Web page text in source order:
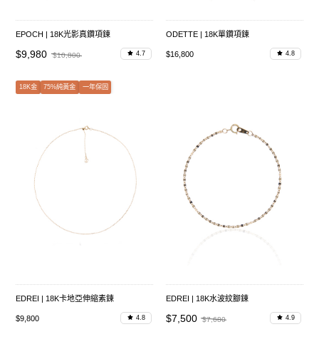
EPOCH | 18K光影真鑽項鍊
$9,980 $10,800 4.7
ODETTE | 18K單鑽項鍊
$16,800 4.8
18K金 75%純黃金 一年保固
EDREI | 18K卡地亞伸縮素鍊
$9,800 4.8
EDREI | 18K水波紋腳鍊
$7,500 $7,680 4.9